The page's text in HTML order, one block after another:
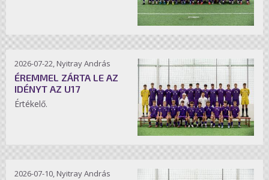
2026-07-22, Nyitray András
ÉREMMEL ZÁRTA LE AZ
IDÉNYT AZ U17
Értékelő.
2026-07-10, Nyitray András